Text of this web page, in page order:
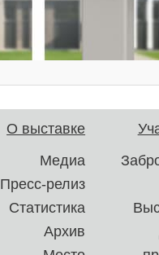
О выставке
Медиа
Пресс-релиз
Статистика
Архив